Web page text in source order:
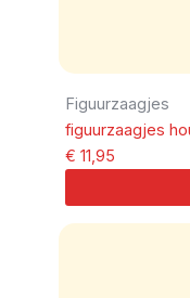
Figuurzaagjes
figuurzaagjes
€ 11,95